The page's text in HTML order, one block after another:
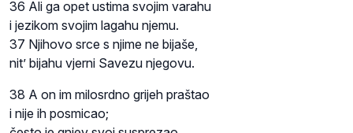
36 Ali ga opet ustima svojim varahu
i jezikom svojim lagahu njemu.
37 Njihovo srce s njime ne bijaše,
nit’ bijahu vjerni Savezu njegovu.
38 A on im milosrdno grijeh praštao
i nije ih posmicao;